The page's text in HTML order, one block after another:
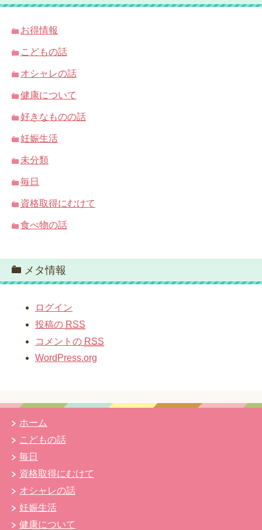
お得情報
こどもの話
オシャレの話
健康について
好きなものの話
妊娠生活
未分類
毎日
資格取得にむけて
食べ物の話
メタ情報
ログイン
投稿の RSS
コメントの RSS
WordPress.org
ホーム
こどもの話
毎日
資格取得にむけて
オシャレの話
妊娠生活
健康について